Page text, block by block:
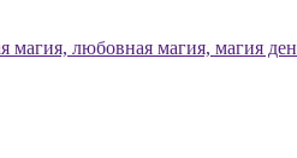
магия, любовная магия, магия